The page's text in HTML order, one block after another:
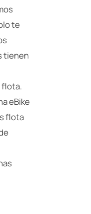
te
tienen
flota.
eBike
flota